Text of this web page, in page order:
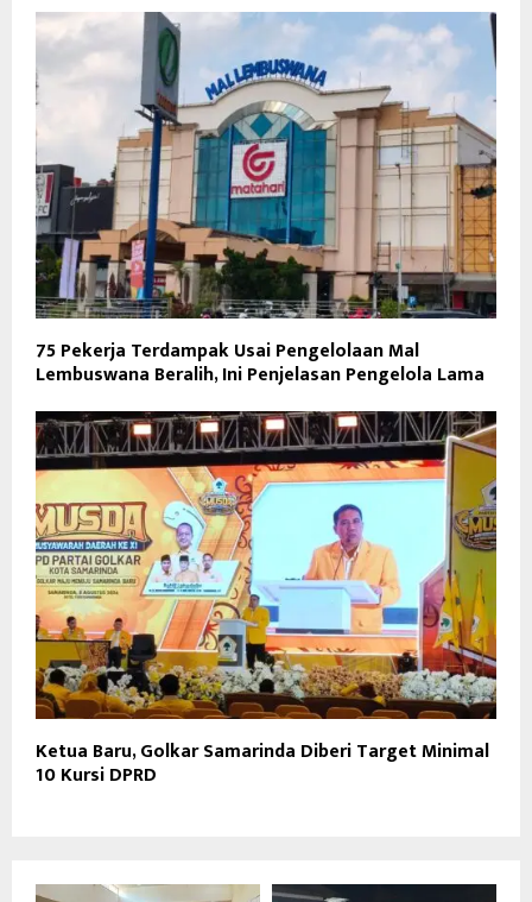
75 Pekerja Terdampak Usai Pengelolaan Mal
Lembuswana Beralih, Ini Penjelasan Pengelola Lama
Ketua Baru, Golkar Samarinda Diberi Target Minimal
10 Kursi DPRD